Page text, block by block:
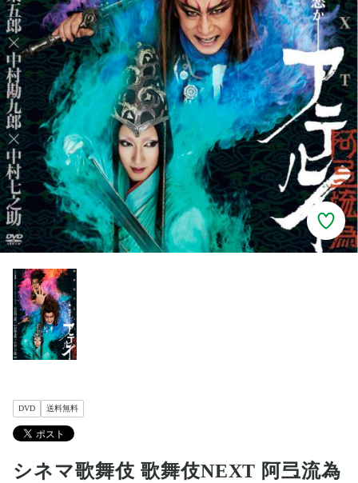
DVD 送料無料
シネマ歌舞伎 歌舞伎NEXT 阿弖流為